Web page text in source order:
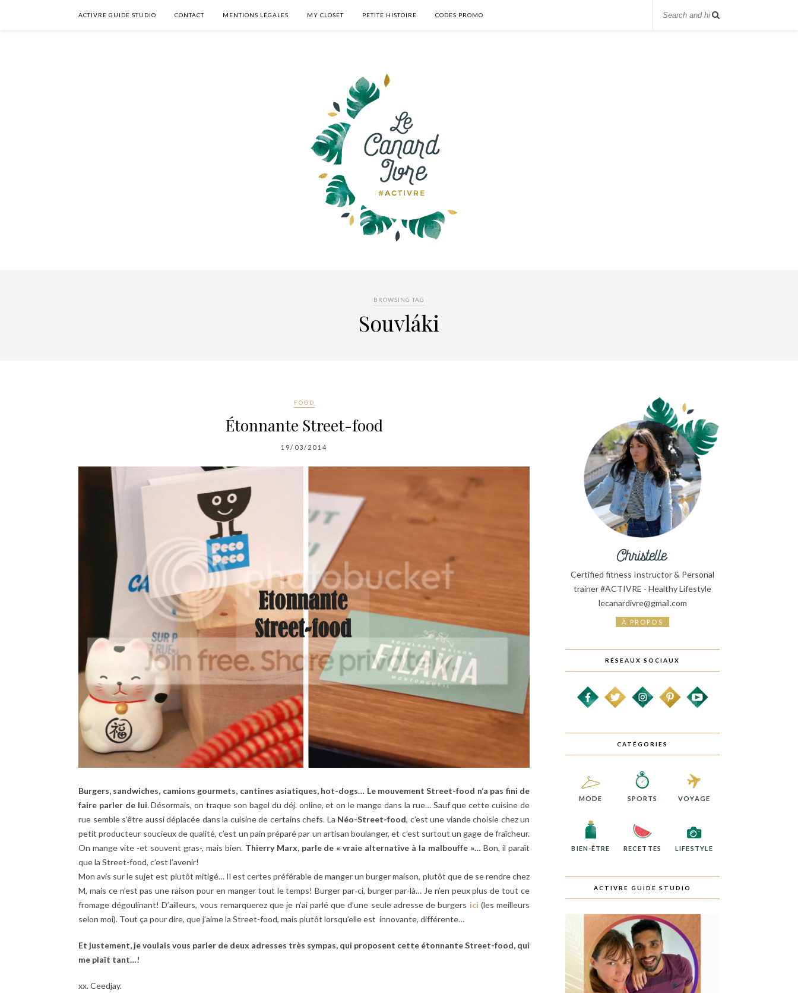
ACTIVRE GUIDE STUDIO CONTACT MENTIONS LÉGALES MY CLOSET PETITE HISTOIRE CODES PROMO
BROWSING TAG
Souvláki
FOOD
Étonnante Street-food
19/03/2014
Burgers, sandwiches, camions gourmets, cantines asiatiques, hot-dogs… Le mouvement Street-food n’a pas fini de
faire parler de lui. Désormais, on traque son bagel du déj. online, et on le mange dans la rue… Sauf que cette cuisine de
rue semble s’être aussi déplacée dans la cuisine de certains chefs. La Néo-Street-food, c’est une viande choisie chez un
petit producteur soucieux de qualité, c’est un pain préparé par un artisan boulanger, et c’est surtout un gage de fraîcheur.
On mange vite -et souvent gras-, mais bien. Thierry Marx, parle de « vraie alternative à la malbouffe »… Bon, il paraît
que la Street-food, c’est l’avenir!
Mon avis sur le sujet est plutôt mitigé… Il est certes préférable de manger un burger maison, plutôt que de se rendre chez
M, mais ce n’est pas une raison pour en manger tout le temps! Burger par-ci, burger par-là… Je n’en peux plus de tout ce
fromage dégoulinant! D’ailleurs, vous remarquerez que je n’ai parlé que d’une seule adresse de burgers ici (les meilleurs
selon moi). Tout ça pour dire, que j’aime la Street-food, mais plutôt lorsqu’elle est innovante, différente…
Et justement, je voulais vous parler de deux adresses très sympas, qui proposent cette étonnante Street-food, qui
me plaît tant…!
xx. Ceedjay.
Certified fitness Instructor & Personal
trainer #ACTIVRE - Healthy Lifestyle
lecanardivre@gmail.com
À PROPOS
RÉSEAUX SOCIAUX
CATÉGORIES
MODE SPORTS VOYAGE
BIEN-ÊTRE RECETTES LIFESTYLE
ACTIVRE GUIDE STUDIO